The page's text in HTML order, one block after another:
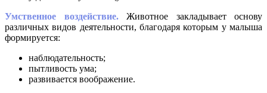
Умственное воздействие. Животное закладывает основу
различных видов деятельности, благодаря которым у малыша
формируется:
наблюдательность;
пытливость ума;
развивается воображение.